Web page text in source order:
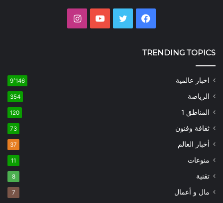
فيسبوك تويتر يوتيوب
TRENDING TOPICS
اخبار عالمية 9٬146
الرياضة 354
المناطق 1 120
ثقافة وفنون 73
أخبار العالم 37
منوعات 11
تقنية 8
مال و أعمال 7